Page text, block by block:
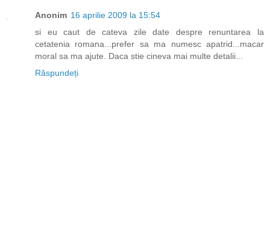
Anonim 16 aprilie 2009 la 15:54
si eu caut de cateva zile date despre renuntarea la
cetatenia romana...prefer sa ma numesc apatrid...macar
moral sa ma ajute. Daca stie cineva mai multe detalii...
Răspundeți